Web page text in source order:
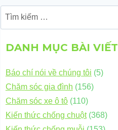
Tìm
kiếm
cho:
DANH MỤC BÀI VIẾT
Báo chí nói về chúng tôi (5)
Chăm sóc gia đình (156)
Chăm sóc xe ô tô(110)
Kiến thức chống chuột(368)